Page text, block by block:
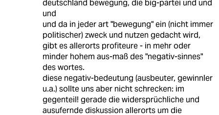
deutschland bewegung, die big-partei und und
und
und da in jeder art "bewegung" ein (nicht immer
politischer) zweck und nutzen gedacht wird,
gibt es allerorts profiteure - in mehr oder
minder hohem aus-maß des "negativ-sinnes"
des wortes.
diese negativ-bedeutung (ausbeuter, gewinnler
u.a.) sollte uns aber nicht schrecken: im
gegenteil! gerade die widersprüchliche und
ausufernde diskussion allerorts um die